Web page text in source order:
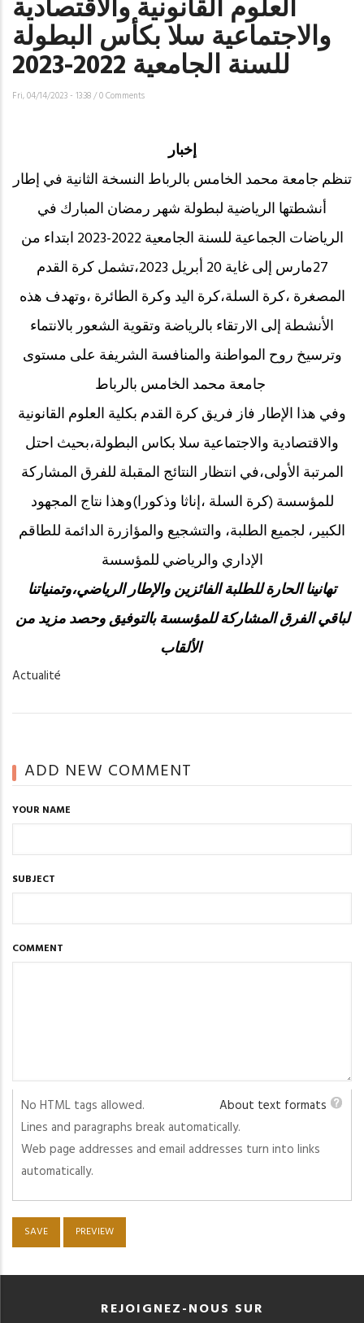
العلوم القانونية والاقتصادية
والاجتماعية سلا بكأس البطولة
للسنة الجامعية 2022-2023
Fri, 04/14/2023 - 13:38/0 Comments
إخبار
تنظم جامعة محمد الخامس بالرباط النسخة الثانية في إطار
أنشطتها الرياضية لبطولة شهر رمضان المبارك في
الرياضات الجماعية للسنة الجامعية 2022-2023 ابتداء من
27مارس إلى غاية 20 أبريل 2023،تشمل كرة القدم
المصغرة ،كرة السلة،كرة اليد وكرة الطائرة ،وتهدف هذه
الأنشطة إلى الارتقاء بالرياضة وتقوية الشعور بالانتماء
وترسيخ روح المواطنة والمنافسة الشريفة على مستوى
وفي هذا الإطار فاز فريق كرة القدم بكلية العلوم القانونية
والاقتصادية والاجتماعية سلا بكاس البطولة،بحيث احتل
المرتبة الأولى،في انتظار النتائج المقبلة للفرق المشاركة
للمؤسسة (كرة السلة ،إناثا وذكورا)وهذا نتاج المجهود
الكبير، لجميع الطلبة، والتشجيع والمؤازرة الدائمة للطاقم
الإداري والرياضي للمؤسسة
تهانينا الحارة للطلبة الفائزين والإطار الرياضي،وتمنياتنا
لباقي الفرق المشاركة للمؤسسة بالتوفيق وحصد مزيد من
الألقاب
Actualité
ADD NEW COMMENT
YOUR NAME
SUBJECT
COMMENT
About text formats
No HTML tags allowed.
Lines and paragraphs break automatically.
Web page addresses and email addresses turn into links
automatically.
REJOIGNEZ-NOUS SUR